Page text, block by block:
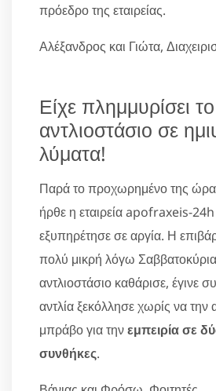
πρόεδρο της εταιρείας.
Αλέξανδρος και Γιώτα,
Είχε πλημμυρίσει το
αντλιοστάσιο σε
λύματα!
Παρά το προχωρημένο της
ήρθε η εταιρεία apofraxeis-24h
εξυπηρέτησε σε αργία. Η
πολύ μικρή λόγω
αντλιοστάσιο καθάρισε, έγινε
αντλία ξεκόλλησε χωρίς να
μπράβο για τηνεμπειρία σε
συνθήκες.